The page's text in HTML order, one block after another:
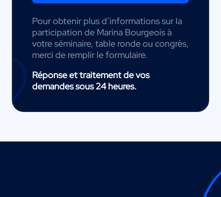
Pour obtenir plus d’informations sur la
participation de Marina Bourgeois à
votre séminaire, table ronde ou congrès,
merci de remplir le formulaire.
Réponse et traitement de vos
demandes sous 24 heures.